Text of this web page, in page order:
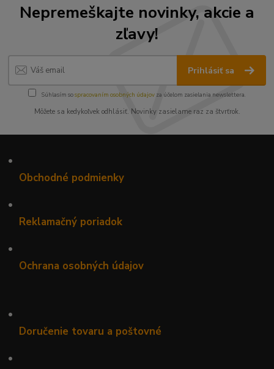
Nepremeškajte novinky, akcie a
zľavy!
Prihlásiť sa
Súhlasím sospracovaním osobných údajov za účelom zasielania newslettera.
Môžete sa kedykoľvek odhlásiť. Novinky zasielame raz za štvrťrok.
•
Obchodné podmienky
•
Reklamačný poriadok
•
Ochrana osobných údajov
•
Doručenie tovaru a poštovné
•